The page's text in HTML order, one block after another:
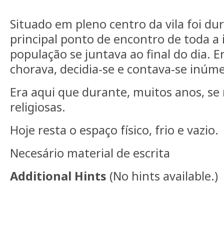
Situado em pleno centro da vila foi
principal ponto de encontro de toda a
população se juntava ao final do dia.
chorava, decidia-se e contava-se
Era aqui que durante, muitos anos, se
religiosas.
Hoje resta o espaço físico, frio e vazio.
Necesário material de escrita
Additional Hints (No hints available.)